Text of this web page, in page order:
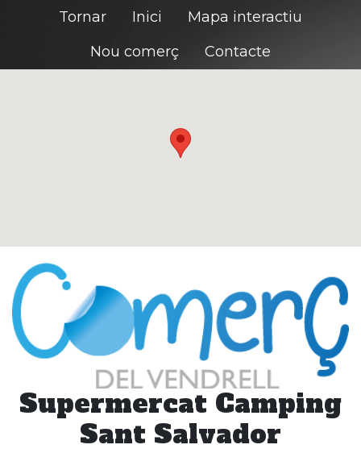
Tornar Inici
Mapa interactiu
Nou comerç
Contacte
Supermercat Camping
Sant Salvador